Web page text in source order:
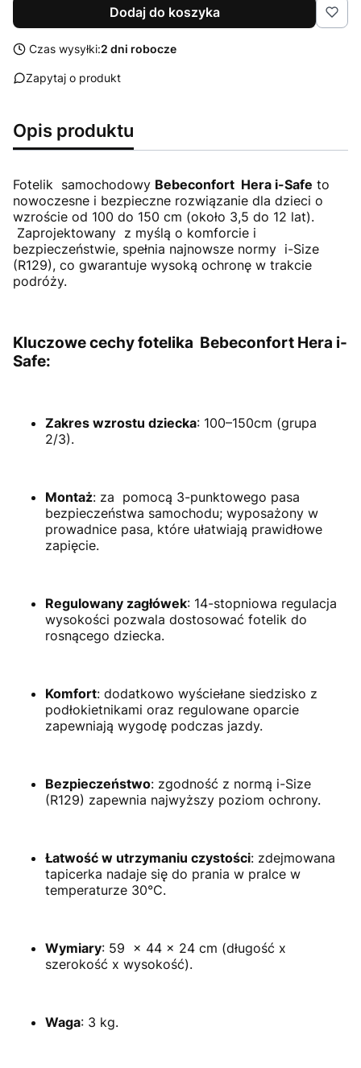
Dodaj do koszyka
Czas wysyłki:2 dni robocze
Zapytaj o produkt
Opis produktu
Fotelik samochodowy Bebeconfort Hera i-Safe to
nowoczesne i bezpieczne rozwiązanie dla dzieci o
wzroście od 100 do 150 cm (około 3,5 do 12 lat).
Zaprojektowany z myślą o komforcie i
bezpieczeństwie, spełnia najnowsze normy i-Size
(R129), co gwarantuje wysoką ochronę w trakcie
podróży.
Kluczowe cechy fotelika Bebeconfort Hera i-
Safe:
Zakres wzrostu dziecka: 100–150cm (grupa
2/3).
Montaż: za pomocą 3-punktowego pasa
bezpieczeństwa samochodu; wyposażony w
prowadnice pasa, które ułatwiają prawidłowe
zapięcie.
Regulowany zagłówek: 14-stopniowa regulacja
wysokości pozwala dostosować fotelik do
rosnącego dziecka.
Komfort: dodatkowo wyściełane siedzisko z
podłokietnikami oraz regulowane oparcie
zapewniają wygodę podczas jazdy.
Bezpieczeństwo: zgodność z normą i-Size
(R129) zapewnia najwyższy poziom ochrony.
Łatwość w utrzymaniu czystości: zdejmowana
tapicerka nadaje się do prania w pralce w
temperaturze 30°C.
Wymiary: 59 x 44 x 24 cm (długość x
szerokość x wysokość).
Waga: 3 kg.